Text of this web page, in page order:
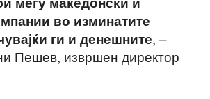
во изминатите
ги и денешните, –
Пешев, извршен директор